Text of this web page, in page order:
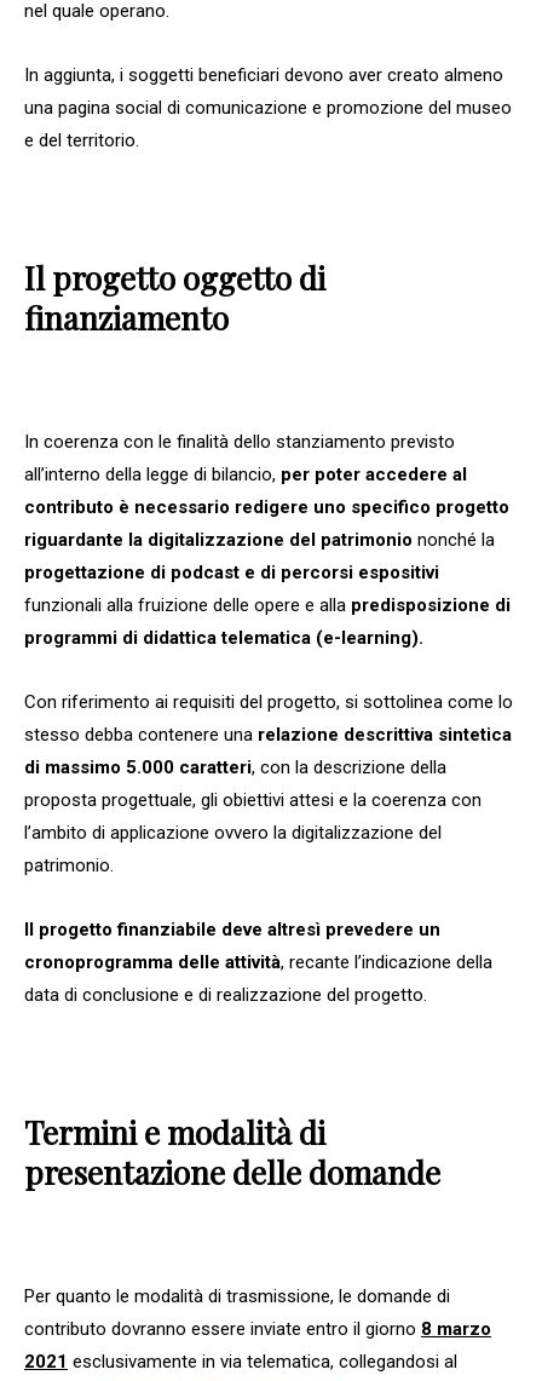
nel quale operano.
In aggiunta, i soggetti beneficiari devono aver creato almeno
una pagina social di comunicazione e promozione del museo
e del territorio.
Il progetto oggetto di
finanziamento
In coerenza con le finalità dello stanziamento previsto
all’interno della legge di bilancio, per poter accedere al
contributo è necessario redigere uno specifico progetto
riguardante la digitalizzazione del patrimonio nonché la
progettazione di podcast e di percorsi espositivi
funzionali alla fruizione delle opere e alla predisposizione di
programmi di didattica telematica (e-learning).
Con riferimento ai requisiti del progetto, si sottolinea come lo
stesso debba contenere una relazione descrittiva sintetica
di massimo 5.000 caratteri, con la descrizione della
proposta progettuale, gli obiettivi attesi e la coerenza con
l’ambito di applicazione ovvero la digitalizzazione del
patrimonio.
Il progetto finanziabile deve altresì prevedere un
cronoprogramma delle attività, recante l’indicazione della
data di conclusione e di realizzazione del progetto.
Termini e modalità di
presentazione delle domande
Per quanto le modalità di trasmissione, le domande di
contributo dovranno essere inviate entro il giorno 8 marzo
2021 esclusivamente in via telematica, collegandosi al